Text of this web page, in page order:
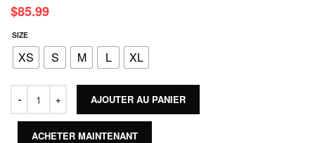
$85.99
SIZE
XS S M L XL
AJOUTER AU PANIER
ACHETER MAINTENANT